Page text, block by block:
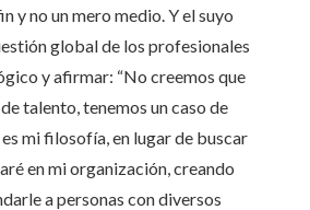
y no un mero medio. Y el suyo
global de los profesionales
y afirmar: “No creemos que
talento, tenemos un caso de
mi filosofía, en lugar de buscar
en mi organización, creando
a personas con diversos